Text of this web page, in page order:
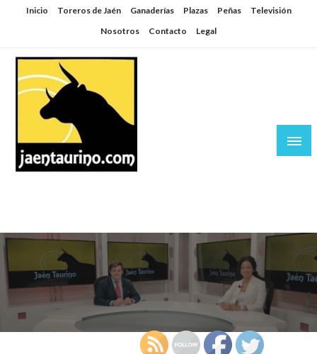
SaltarInicio Toreros de Jaén Ganaderías Plazas Peñas
Televisión
Nosotros
Contacto Legal